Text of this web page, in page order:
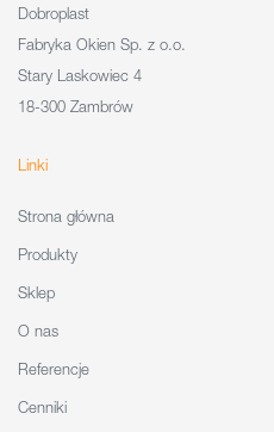
Dobroplast
Fabryka Okien Sp. z o.o.
Stary Laskowiec 4
18-300 Zambrów
Linki
Strona główna
Produkty
Sklep
O nas
Referencje
Cenniki